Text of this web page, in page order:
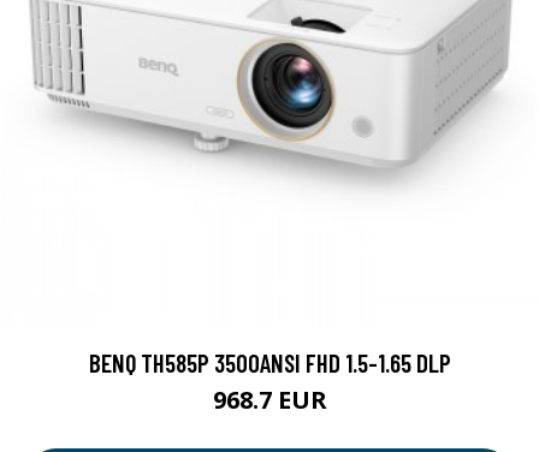
BENQ TH585P 3500ANSI FHD 1.5-1.65 DLP
968.7 EUR